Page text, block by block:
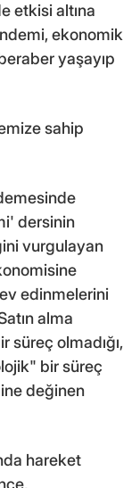
etkisi altına
ekonomik
yaşayıp
sahip
dersinin
vurgulayan
edinmelerini
alma
süreç olmadığı,
bir süreç
değinen
hareket